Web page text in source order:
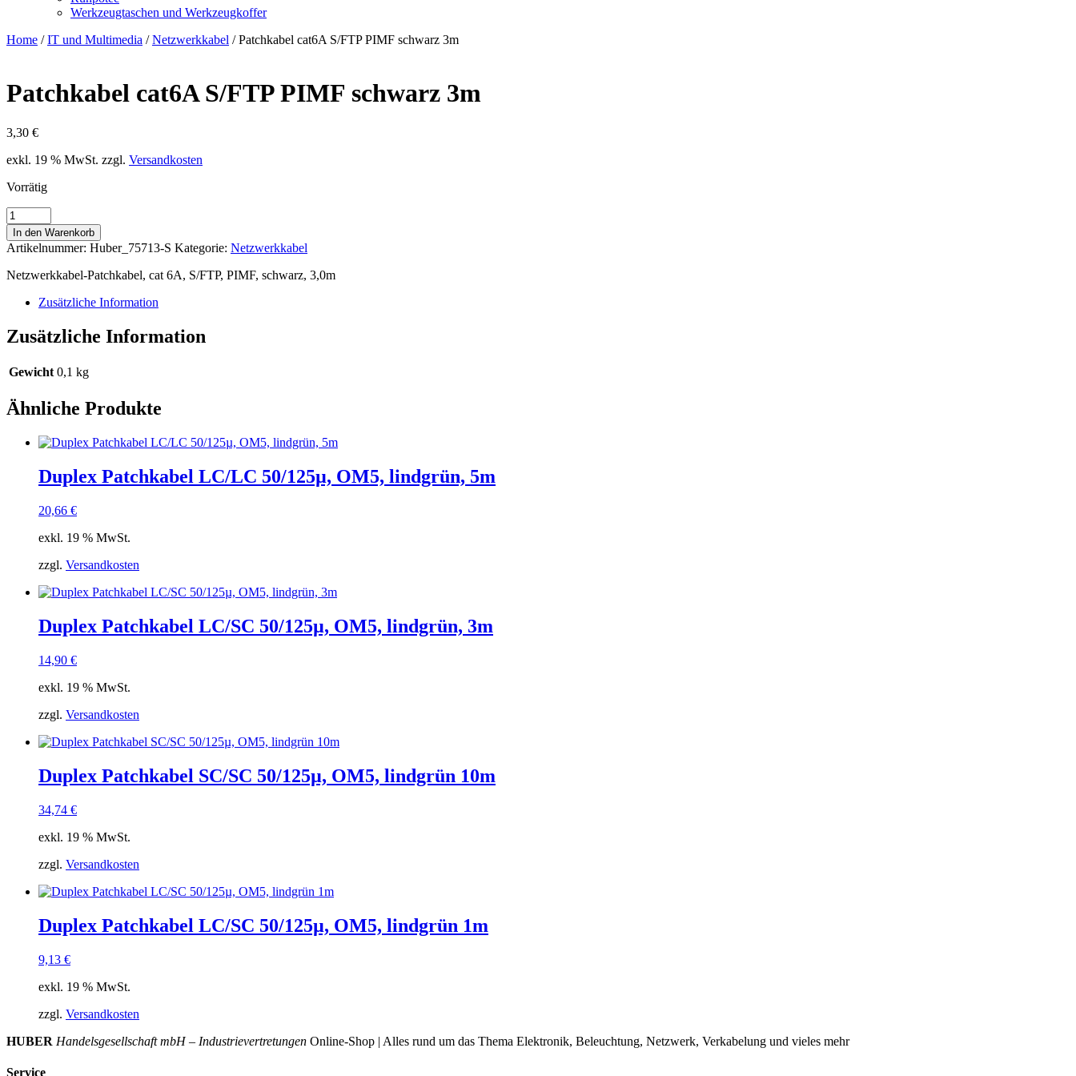
Werkzeugtaschen und Werkzeugkoffer
Home /IT und Multimedia /Netzwerkkabel / Patchkabel cat6A S/FTP PIMF schwarz 3m
Patchkabel cat6A S/FTP PIMF schwarz 3m
3,30 €
exkl. 19 % MwSt. zzgl. Versandkosten
Vorrätig
Patchkabel
cat6A
S/FTP
PIMF
schwarz
Menge
In den Warenkorb
Artikelnummer: Huber_75713-S Kategorie: Netzwerkkabel
Netzwerkkabel-Patchkabel, cat 6A, S/FTP, PIMF, schwarz, 3,0m
Zusätzliche Information
Zusätzliche Information
Gewicht 0,1 kg
Ähnliche Produkte
Duplex Patchkabel LC/LC 50/125µ, OM5, lindgrün, 5m
20,66 €
exkl. 19 % MwSt.
zzgl. Versandkosten
Duplex Patchkabel LC/SC 50/125µ, OM5, lindgrün, 3m
14,90 €
exkl. 19 % MwSt.
zzgl. Versandkosten
Duplex Patchkabel SC/SC 50/125µ, OM5, lindgrün 10m
34,74 €
exkl. 19 % MwSt.
zzgl. Versandkosten
Duplex Patchkabel LC/SC 50/125µ, OM5, lindgrün 1m
9,13 €
exkl. 19 % MwSt.
zzgl. Versandkosten
HUBER Handelsgesellschaft mbH – Industrievertretungen Online-Shop | Alles rund um das Thema Elektronik, Beleuchtung, Netzwerk, Verkabelung und vieles mehr
Service